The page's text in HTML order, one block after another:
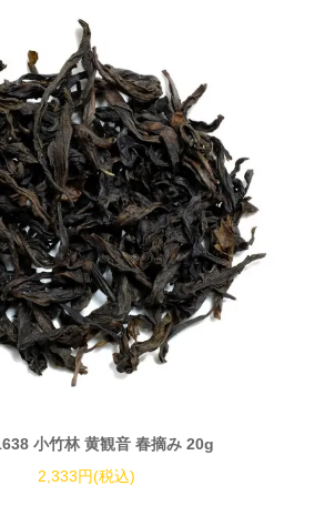
小竹林 黄観音 春摘み 20g
2,333円(税込)